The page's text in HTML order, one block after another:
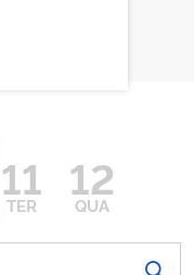
11
TER
12
QUA